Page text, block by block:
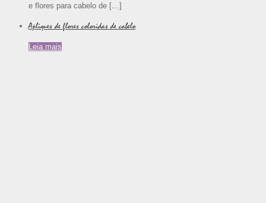
e flores para cabelo de […]
Apliques de flores coloridas de cabelo
Leia mais